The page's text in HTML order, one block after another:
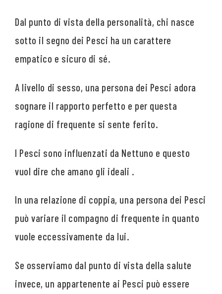
Dal punto di vista della personalità, chi nasce
sotto il segno dei Pesci ha un carattere
empatico e sicuro di sé.
A livello di sesso, una persona dei Pesci adora
sognare il rapporto perfetto e per questa
ragione di frequente si sente ferito.
I Pesci sono influenzati da Nettuno e questo
vuol dire che amano gli ideali .
In una relazione di coppia, una persona dei Pesci
può variare il compagno di frequente in quanto
vuole eccessivamente da lui.
Se osserviamo dal punto di vista della salute
invece, un appartenente ai Pesci può essere